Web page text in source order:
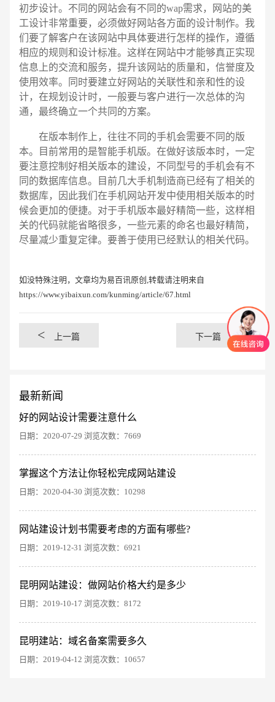
初步设计。不同的网站会有不同的wap需求，网站的美
工设计非常重要，必须做好网站各方面的设计制作。我
们要了解客户在该网站中具体要进行怎样的操作，遵循
相应的规则和设计标准。这样在网站中才能够真正实现
信息上的交流和服务，提升该网站的质量和，信誉度及
使用效率。同时要建立好网站的关联性和亲和性的设
计，在规划设计时，一般要与客户进行一次总体的沟
通，最终确立一个共同的方案。
在版本制作上，往往不同的手机会需要不同的版
本。目前常用的是智能手机版。在做好该版本时，一定
要注意控制好相关版本的建设，不同型号的手机会有不
同的数据库信息。目前几大手机制造商已经有了相关的
数据库，因此我们在手机网站开发中使用相关版本的时
候会更加的便捷。对于手机版本最好精简一些，这样相
关的代码就能省略很多，一些元素的命名也最好精简，
尽量减少重复定律。要善于使用已经默认的相关代码。
如没特殊注明，文章均为易百讯原创,转载请注明来自
https://www.yibaixun.com/kunming/article/67.html
< 上一篇 下一篇 >
最新新闻
好的网站设计需要注意什么
日期：2020-07-29 浏览次数：7669
掌握这个方法让你轻松完成网站建设
日期：2020-04-30 浏览次数：10298
网站建设计划书需要考虑的方面有哪些?
日期：2019-12-31 浏览次数：6921
昆明网站建设：做网站价格大约是多少
日期：2019-10-17 浏览次数：8172
昆明建站：域名备案需要多久
日期：2019-04-12 浏览次数：10657
电商及系统平台开发 · 微信小程序开发 · 年度